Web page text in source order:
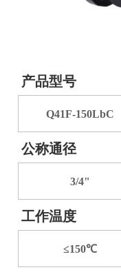
产品型号
Q41F-150LbC
公称通径
3/4"
工作温度
≤150℃